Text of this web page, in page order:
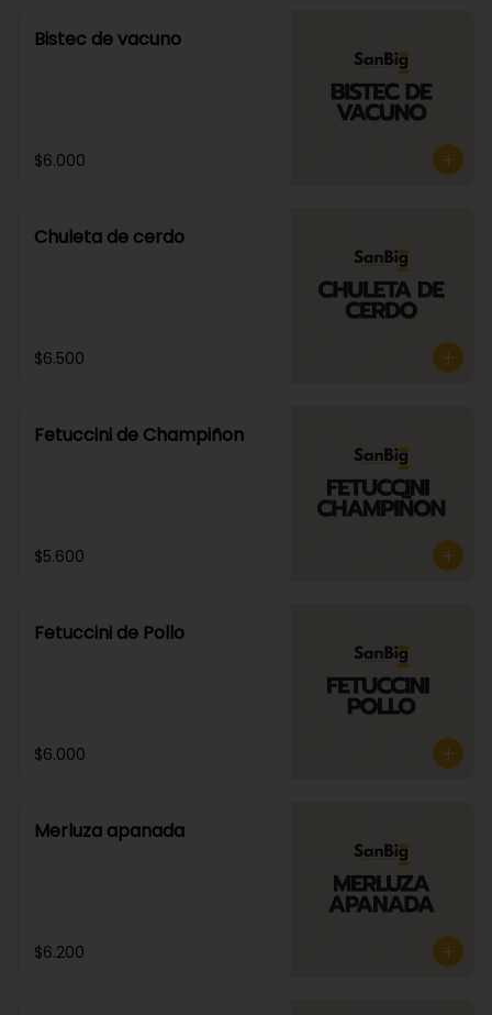
Bistec de vacuno
$6.000
Chuleta de cerdo
$6.500
Fetuccini de Champiñon
$5.600
Fetuccini de Pollo
$6.000
Merluza apanada
$6.200